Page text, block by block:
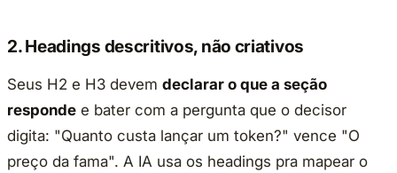
2. Headings descritivos, não criativos
Seus H2 e H3 devem declarar o que a seção
responde e bater com a pergunta que o decisor
digita: "Quanto custa lançar um token?" vence "O
preço da fama". A IA usa os headings pra mapear o